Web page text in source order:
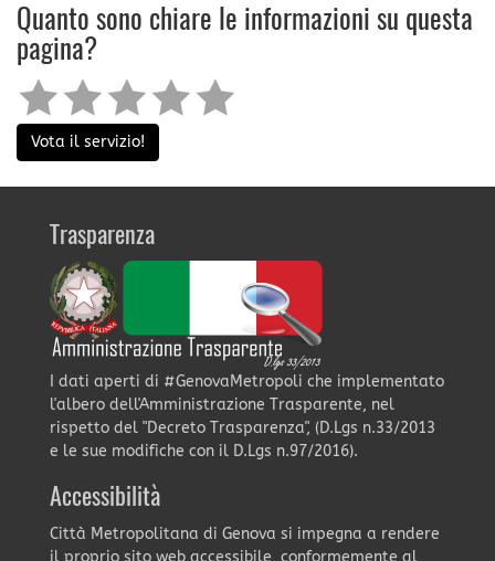
Quanto sono chiare le informazioni su questa
pagina?
Vota il servizio!
Trasparenza
I dati aperti di #GenovaMetropoli che implementato
l'albero dell'Amministrazione Trasparente, nel
rispetto del "Decreto Trasparenza", (D.Lgs n.33/2013
e le sue modifiche con il D.Lgs n.97/2016).
Accessibilità
Città Metropolitana di Genova si impegna a rendere